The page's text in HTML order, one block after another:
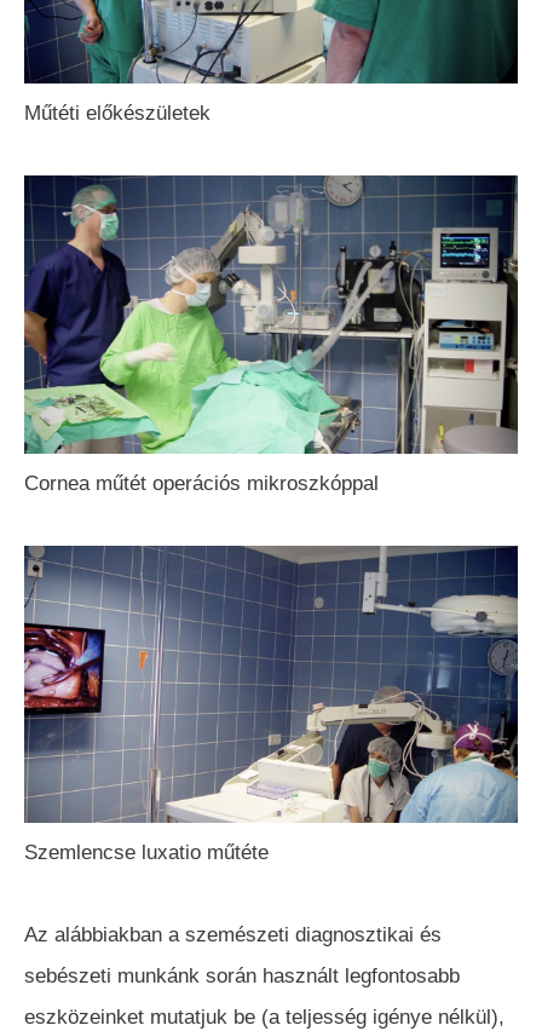
Műtéti előkészületek
Cornea műtét operációs mikroszkóppal
Szemlencse luxatio műtéte
Az alábbiakban a szemészeti diagnosztikai és
sebészeti munkánk során használt legfontosabb
eszközeinket mutatjuk be (a teljesség igénye nélkül),